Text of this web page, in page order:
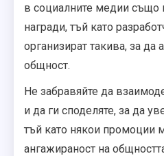
в социалните медии
награди, тъй като
организират такива, за да
общност.
Не забравяйте да
и да ги споделяте, за да
тъй като някои промоции
ангажираност на